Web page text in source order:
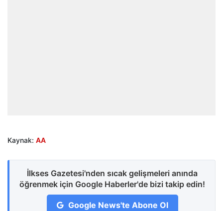
Kaynak: AA
İlkses Gazetesi'nden sıcak gelişmeleri anında
öğrenmek için Google Haberler'de bizi takip edin!
Google News'te Abone Ol